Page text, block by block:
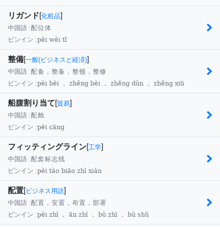
リガンド[化粧品]
中国語 :配位体
ピンイン :pèi wèi tǐ
整備[一般(ビジネスと経済)]
中国語 :配备，整备，整顿，整修
ピンイン :pèi bèi ， zhěng bèi ， zhěng dùn ， zhěng xiū
船腹割り当て[貿易]
中国語 :配舱
ピンイン :pèi cāng
フィッティングライン[工学]
中国語 :配套标志线
ピンイン :pèi tào biāo zhì xiàn
配置[ビジネス用語]
中国語 :配置，安置，布置，部署
ピンイン :pèi zhì ， ān zhì ， bù zhì ， bù shǔ